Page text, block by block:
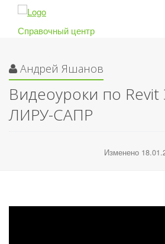
Справочный центр
Андрей Яшанов
Видеоуроки по Revit
ЛИРУ-САПР
Изменено